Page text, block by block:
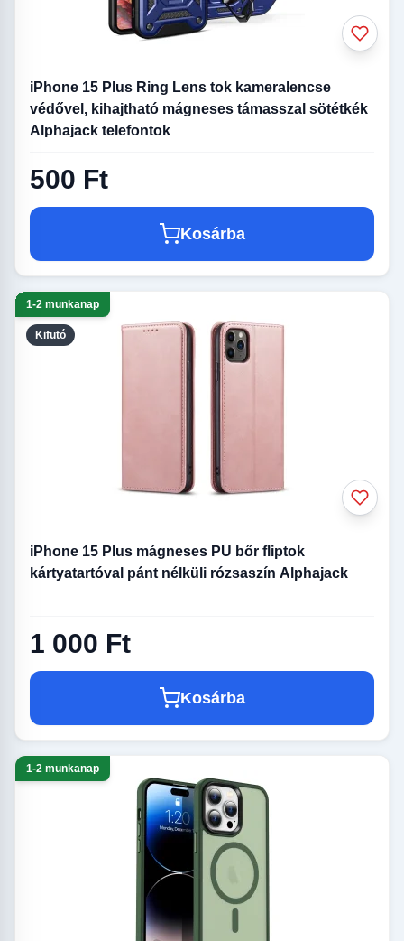
iPhone 15 Plus Ring Lens tok kameralencse
védővel, kihajtható mágneses támasszal sötétkék
Alphajack telefontok
500 Ft
Kosárba
Kifutó
1-2 munkanap
iPhone 15 Plus mágneses PU bőr fliptok
kártyatartóval pánt nélküli rózsaszín Alphajack
1 000 Ft
Kosárba
1-2 munkanap